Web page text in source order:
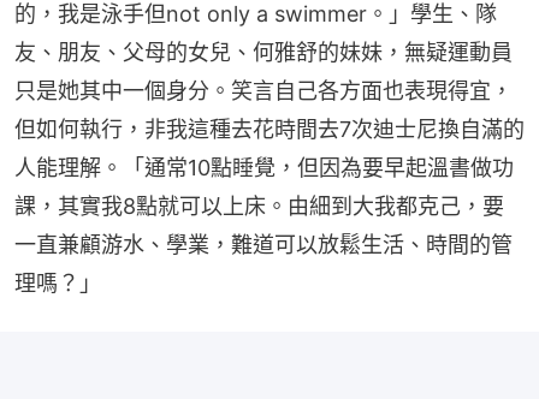
的，我是泳手但not only a swimmer。」學生、隊
友、朋友、父母的女兒、何雅舒的妹妹，無疑運動員
只是她其中一個身分。笑言自己各方面也表現得宜，
但如何執行，非我這種去花時間去7次迪士尼換自滿的
人能理解。「通常10點睡覺，但因為要早起溫書做功
課，其實我8點就可以上床。由細到大我都克己，要
一直兼顧游水、學業，難道可以放鬆生活、時間的管
理嗎？」